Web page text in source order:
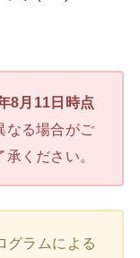
8月11日時点
なる場合がご
ください。
グラムによる